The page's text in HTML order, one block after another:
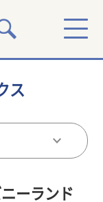
ス
ーランド